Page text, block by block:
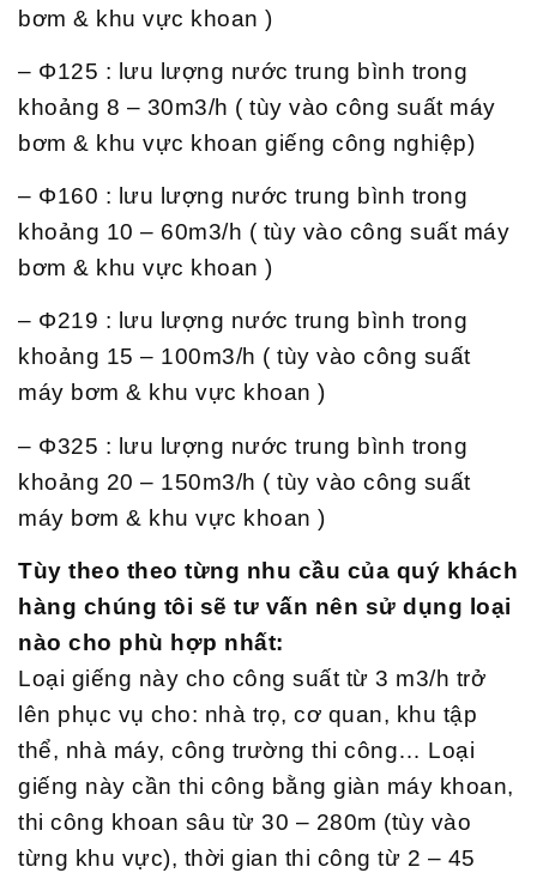
bơm & khu vực khoan )
– Φ125 : lưu lượng nước trung bình trong
khoảng 8 – 30m3/h ( tùy vào công suất máy
bơm & khu vực khoan giếng công nghiệp)
– Φ160 : lưu lượng nước trung bình trong
khoảng 10 – 60m3/h ( tùy vào công suất máy
bơm & khu vực khoan )
– Φ219 : lưu lượng nước trung bình trong
khoảng 15 – 100m3/h ( tùy vào công suất
máy bơm & khu vực khoan )
– Φ325 : lưu lượng nước trung bình trong
khoảng 20 – 150m3/h ( tùy vào công suất
máy bơm & khu vực khoan )
Tùy theo theo từng nhu cầu của quý khách
hàng chúng tôi sẽ tư vấn nên sử dụng loại
nào cho phù hợp nhất:
Loại giếng này cho công suất từ 3 m3/h trở
lên phục vụ cho: nhà trọ, cơ quan, khu tập
thể, nhà máy, công trường thi công… Loại
giếng này cần thi công bằng giàn máy khoan,
thi công khoan sâu từ 30 – 280m (tùy vào
từng khu vực), thời gian thi công từ 2 – 45